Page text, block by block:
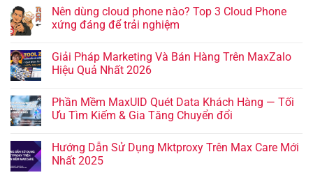
Nên dùng cloud phone nào? Top 3 Cloud Phone
xứng đáng để trải nghiệm
Giải Pháp Marketing Và Bán Hàng Trên MaxZalo
Hiệu Quả Nhất 2026
Phần Mềm MaxUID Quét Data Khách Hàng — Tối
Ưu Tìm Kiếm & Gia Tăng Chuyển đổi
Hướng Dẫn Sử Dụng Mktproxy Trên Max Care Mới
Nhất 2025